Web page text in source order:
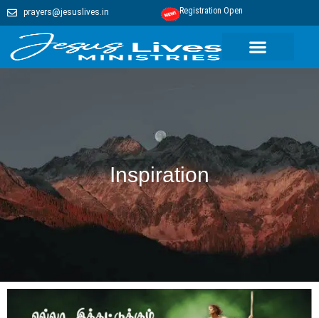
prayers@jesuslives.in Registration Open
Inspiration